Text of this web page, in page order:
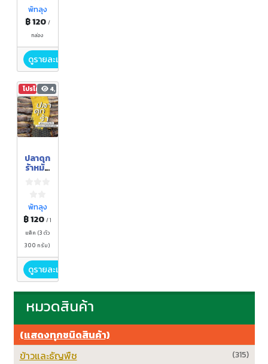
พัทลุง
฿ 120 /
กล่อง
ดูรายละเอียด
โปรโมชัน 4,327
ปลาดุก
ร้าหมัก
ซาไก
พัทลุง
฿ 120/ 1
แพ็ค (3 ตัว
300 กรัม)
ดูรายละเอียด
หมวดสินค้า
(แสดงทุกชนิดสินค้า)
(315)
ข้าวและธัญพืช